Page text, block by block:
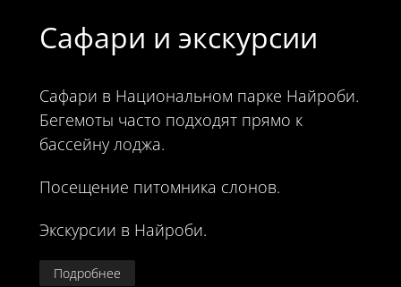
Сафари и экскурсии
Сафари в Национальном парке Найроби.
Бегемоты часто подходят прямо к
бассейну лоджа.
Посещение питомника слонов.
Экскурсии в Найроби.
Подробнее